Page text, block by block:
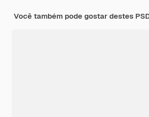
Você também pode gostar destes